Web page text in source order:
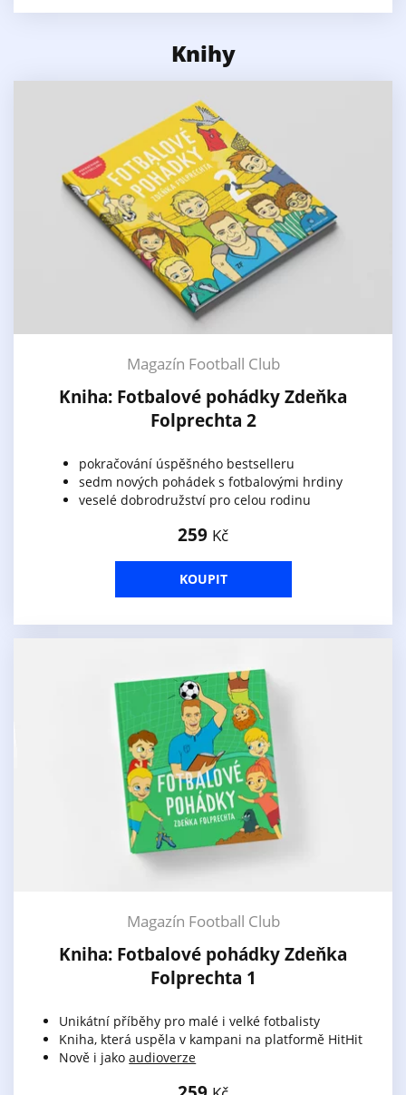
Knihy
Magazín Football Club
Kniha: Fotbalové pohádky Zdeňka
Folprechta 2
pokračování úspěšného bestselleru
sedm nových pohádek s fotbalovými hrdiny
veselé dobrodružství pro celou rodinu
259 Kč
KOUPIT
Magazín Football Club
Kniha: Fotbalové pohádky Zdeňka
Folprechta 1
Unikátní příběhy pro malé i velké fotbalisty
Kniha, která uspěla v kampani na platformě HitHit
Nově i jakoaudioverze